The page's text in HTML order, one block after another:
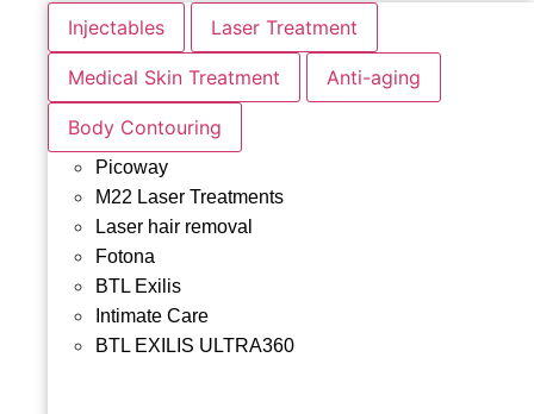
Injectables Laser Treatment
Medical Skin Treatment Anti-aging
Body Contouring
Picoway
M22 Laser Treatments
Laser hair removal
Fotona
BTL Exilis
Intimate Care
BTL EXILIS ULTRA360